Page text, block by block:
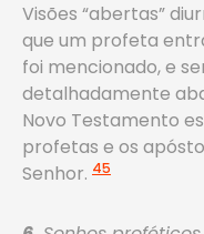
Visões “abertas”
que um profeta
foi mencionado, e
detalhadamente
Novo Testamento
profetas e os
Senhor. 45